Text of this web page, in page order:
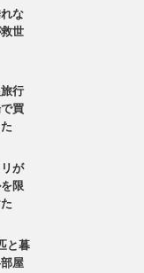
な
世
行
買
が
限
と暮
屋